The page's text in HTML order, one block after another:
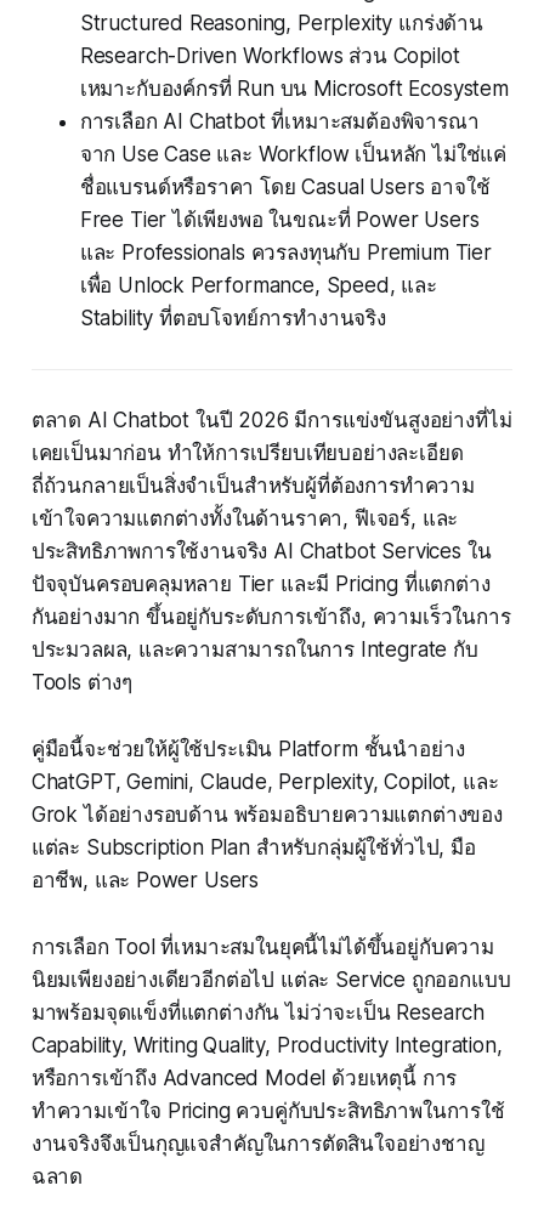
Structured Reasoning, Perplexity แกร่งด้าน
Research-Driven Workflows ส่วน Copilot
เหมาะกับองค์กรที่ Run บน Microsoft Ecosystem
การเลือก AI Chatbot ที่เหมาะสมต้องพิจารณา
จาก Use Case และ Workflow เป็นหลัก ไม่ใช่แค่
ชื่อแบรนด์หรือราคา โดย Casual Users อาจใช้
Free Tier ได้เพียงพอ ในขณะที่ Power Users
และ Professionals ควรลงทุนกับ Premium Tier
เพื่อ Unlock Performance, Speed, และ
Stability ที่ตอบโจทย์การทำงานจริง
ตลาด AI Chatbot ในปี 2026 มีการแข่งขันสูงอย่างที่ไม่
เคยเป็นมาก่อน ทำให้การเปรียบเทียบอย่างละเอียด
ถี่ถ้วนกลายเป็นสิ่งจำเป็นสำหรับผู้ที่ต้องการทำความ
เข้าใจความแตกต่างทั้งในด้านราคา, ฟีเจอร์, และ
ประสิทธิภาพการใช้งานจริง AI Chatbot Services ใน
ปัจจุบันครอบคลุมหลาย Tier และมี Pricing ที่แตกต่าง
กันอย่างมาก ขึ้นอยู่กับระดับการเข้าถึง, ความเร็วในการ
ประมวลผล, และความสามารถในการ Integrate กับ
Tools ต่างๆ
คู่มือนี้จะช่วยให้ผู้ใช้ประเมิน Platform ชั้นนำอย่าง
ChatGPT, Gemini, Claude, Perplexity, Copilot, และ
Grok ได้อย่างรอบด้าน พร้อมอธิบายความแตกต่างของ
แต่ละ Subscription Plan สำหรับกลุ่มผู้ใช้ทั่วไป, มือ
อาชีพ, และ Power Users
การเลือก Tool ที่เหมาะสมในยุคนี้ไม่ได้ขึ้นอยู่กับความ
นิยมเพียงอย่างเดียวอีกต่อไป แต่ละ Service ถูกออกแบบ
มาพร้อมจุดแข็งที่แตกต่างกัน ไม่ว่าจะเป็น Research
Capability, Writing Quality, Productivity Integration,
หรือการเข้าถึง Advanced Model ด้วยเหตุนี้ การ
ทำความเข้าใจ Pricing ควบคู่กับประสิทธิภาพในการใช้
งานจริงจึงเป็นกุญแจสำคัญในการตัดสินใจอย่างชาญ
ฉลาด